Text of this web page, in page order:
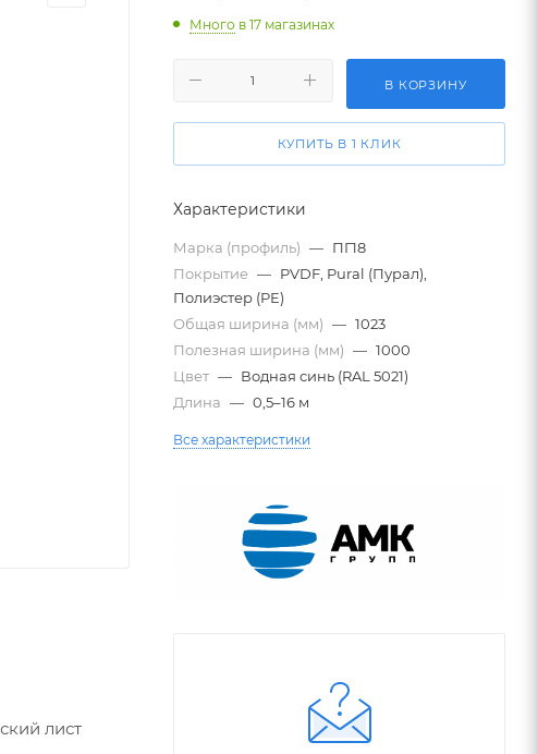
лист
Много в 17 магазинах
В КОРЗИНУ
КУПИТЬ В 1 КЛИК
Характеристики
Марка (профиль) — ПГ18
Покрытие — PVDF, Pural (Пурал),
Полиэстер (PE)
Общая ширина (мм) — 1023
Полезная ширина (мм) — 1000
Цвет — Водная синь (RAL 5021)
Длина — 0,5–16 м
Все характеристики